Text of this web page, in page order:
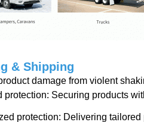
& Shipping
damage from violent
protection: Securing products
protection: Delivering